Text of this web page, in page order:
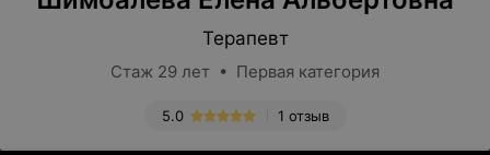
Терапевт
Стаж 29 лет • Первая категория
1 отзыв
5.0